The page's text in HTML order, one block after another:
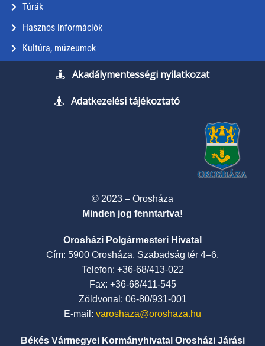
Túrák
Hasznos információk
Kultúra, múzeumok
Akadálymentességi nyilatkozat
Adatkezelési tájékoztató
© 2023 – Orosháza
Minden jog fenntartva!
Orosházi Polgármesteri Hivatal
Cím: 5900 Orosháza, Szabadság tér 4–6.
Telefon: +36-68/413-022
Fax: +36-68/411-545
Zöldvonal: 06-80/931-001
E-mail: varoshaza@oroshaza.hu
Békés Vármegyei Kormányhivatal Orosházi Járási